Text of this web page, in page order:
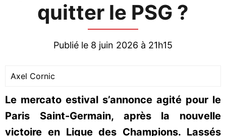
quitter le PSG ?
Publié le 8 juin 2026 à 21h15
Axel Cornic
Le mercato estival s’annonce agité pour le
Paris Saint-Germain, après la nouvelle
victoire en Ligue des Champions. Lassés